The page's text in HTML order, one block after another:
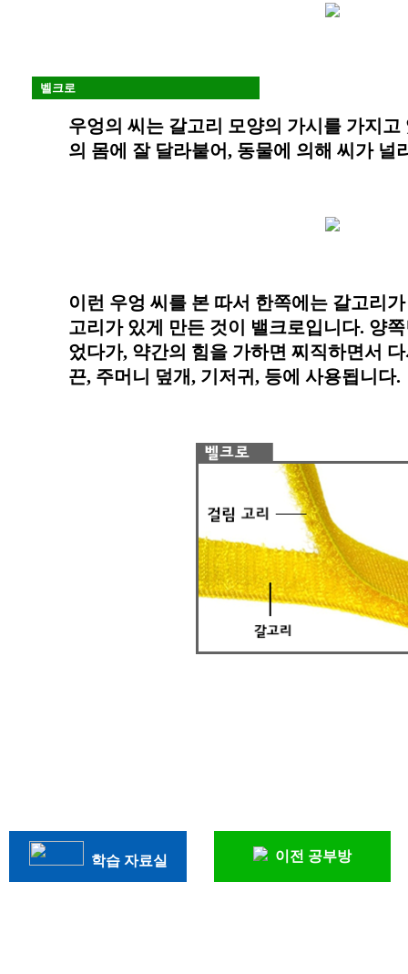
벨크로
우엉의 씨는 갈고리 모양의 가시를 가지
의 몸에 잘 달라붙어, 동물에 의해 씨가 널
이런 우엉 씨를 본 따서 한쪽에는 갈고리
고리가 있게 만든 것이 밸크로입니다. 양
었다가, 약간의 힘을 가하면 찌직하면서
끈, 주머니 덮개, 기저귀, 등에 사용됩니다.
학습 자료실 이전 공부방